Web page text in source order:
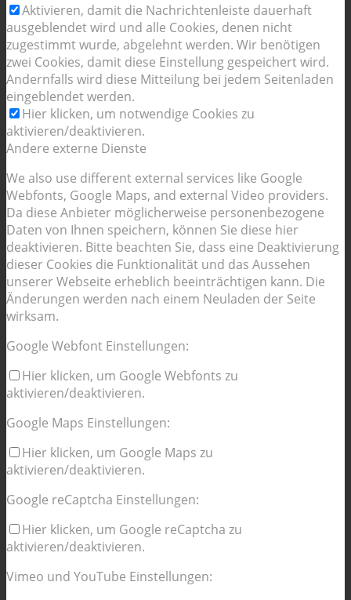
Aktivieren, damit die Nachrichtenleiste dauerhaft
ausgeblendet wird und alle Cookies, denen nicht
zugestimmt wurde, abgelehnt werden. Wir benötigen
zwei Cookies, damit diese Einstellung gespeichert wird.
Andernfalls wird diese Mitteilung bei jedem Seitenladen
eingeblendet werden.
Hier klicken, um notwendige Cookies zu
aktivieren/deaktivieren.
Andere externe Dienste
We also use different external services like Google
Webfonts, Google Maps, and external Video providers.
Da diese Anbieter möglicherweise personenbezogene
Daten von Ihnen speichern, können Sie diese hier
deaktivieren. Bitte beachten Sie, dass eine Deaktivierung
dieser Cookies die Funktionalität und das Aussehen
unserer Webseite erheblich beeinträchtigen kann. Die
Änderungen werden nach einem Neuladen der Seite
wirksam.
Google Webfont Einstellungen:
Hier klicken, um Google Webfonts zu
aktivieren/deaktivieren.
Google Maps Einstellungen:
Hier klicken, um Google Maps zu
aktivieren/deaktivieren.
Google reCaptcha Einstellungen:
Hier klicken, um Google reCaptcha zu
aktivieren/deaktivieren.
Vimeo und YouTube Einstellungen: